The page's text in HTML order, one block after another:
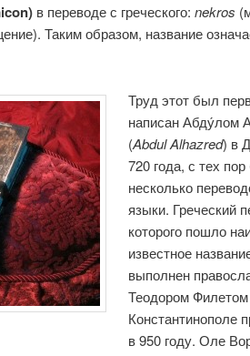
в переводе с греческого: nekros
Таким образом, название
Труд этот был
написан Абду́лом
(Abdul Alhazred) в
720 года, с тех
несколько
языки. Греческий
которого пошло
известное
выполнен
Теодором
Константинополе
в 950 году. Оле